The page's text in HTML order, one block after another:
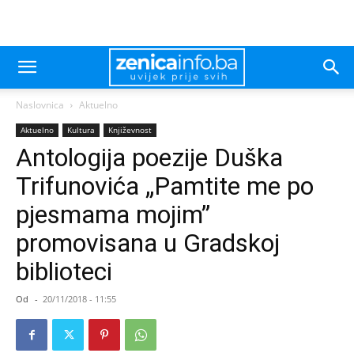
Naslovnica Aktuelno
Aktuelno Kultura Književnost
Antologija poezije Duška
Trifunovića „Pamtite me po
pjesmama mojim”
promovisana u Gradskoj
biblioteci
Od - 20/11/2018 - 11:55